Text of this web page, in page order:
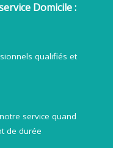
Domicile :
qualifiés et
service quand
de durée